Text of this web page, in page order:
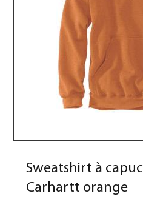
Sweatshirt à
Carhartt orange